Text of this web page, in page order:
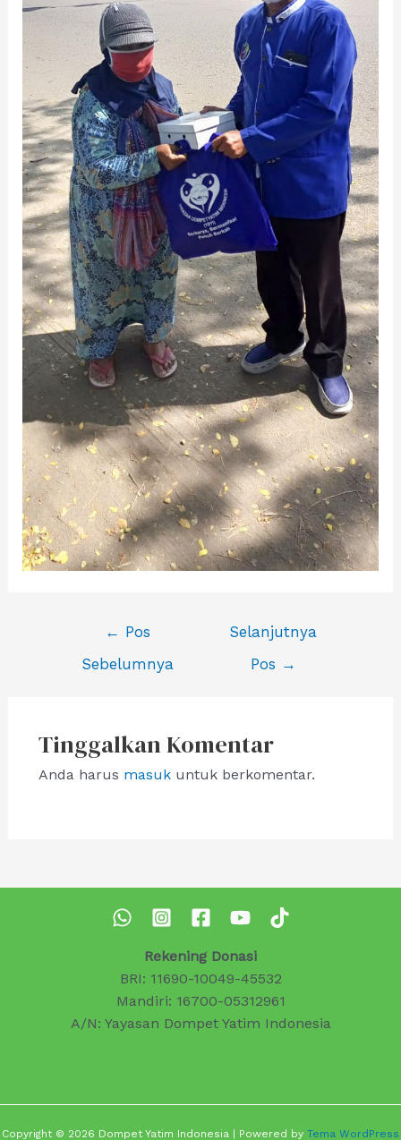
← Pos
Sebelumnya
Selanjutnya
Pos →
Tinggalkan Komentar
Anda harus masukuntuk berkomentar.
Rekening Donasi
BRI: 11690-10049-45532
Mandiri: 16700-05312961
A/N: Yayasan Dompet Yatim Indonesia
Copyright © 2026 Dompet Yatim Indonesia | Powered by Tema WordPress